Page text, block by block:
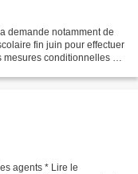
demande notamment de
fin juin pour effectuer
mesures conditionnelles ou
agents * Lire le